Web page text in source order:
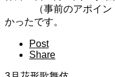
（事前のアポイント
かったです。
Post
Share